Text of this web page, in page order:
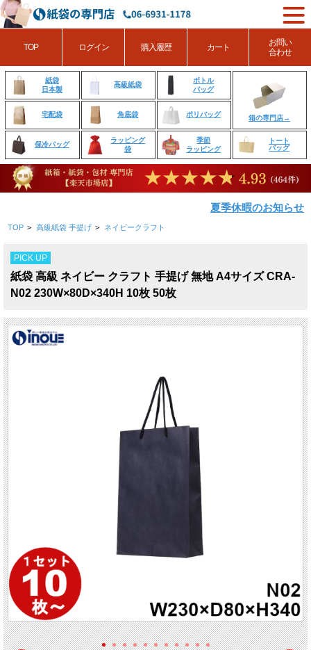
紙袋
日本製
高級紙袋
ボトル
バッグ
箱の専門店→
宅配袋 角底袋 ポリバッグ
保冷バッグ
ラッピング
袋
季節
ラッピング
トート
バッグ
夏季休暇のお知らせ
TOP > 高級紙袋 手提げ > ネイビークラフト
PICK UP
紙袋 高級 ネイビー クラフト 手提げ 無地 A4サイズ CRA-
N02 230W×80D×340H 10枚 50枚
TOP ログイン 購入履歴 カート
お問い
合わせ